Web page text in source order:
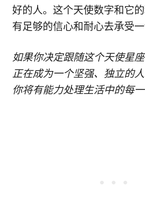
好的人。这个天使数字和它
有足够的信心和耐心去承受一
如果你决定跟随这个天使星
正在成为一个坚强、独立的
你将有能力处理生活中的每一